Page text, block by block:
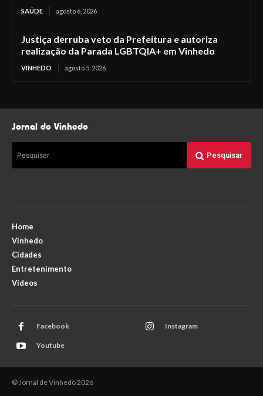
SAÚDE agosto 6, 2026
Justiça derruba veto da Prefeitura e autoriza
realização da Parada LGBTQIA+ em Vinhedo
VINHEDO agosto 5, 2026
Jornal de Vinhedo
Pesquisar Pesquisar
Home
Vinhedo
Cidades
Entretenimento
Vídeos
Facebook Instagram
Youtube
© Jornal de Vinhedo 2026